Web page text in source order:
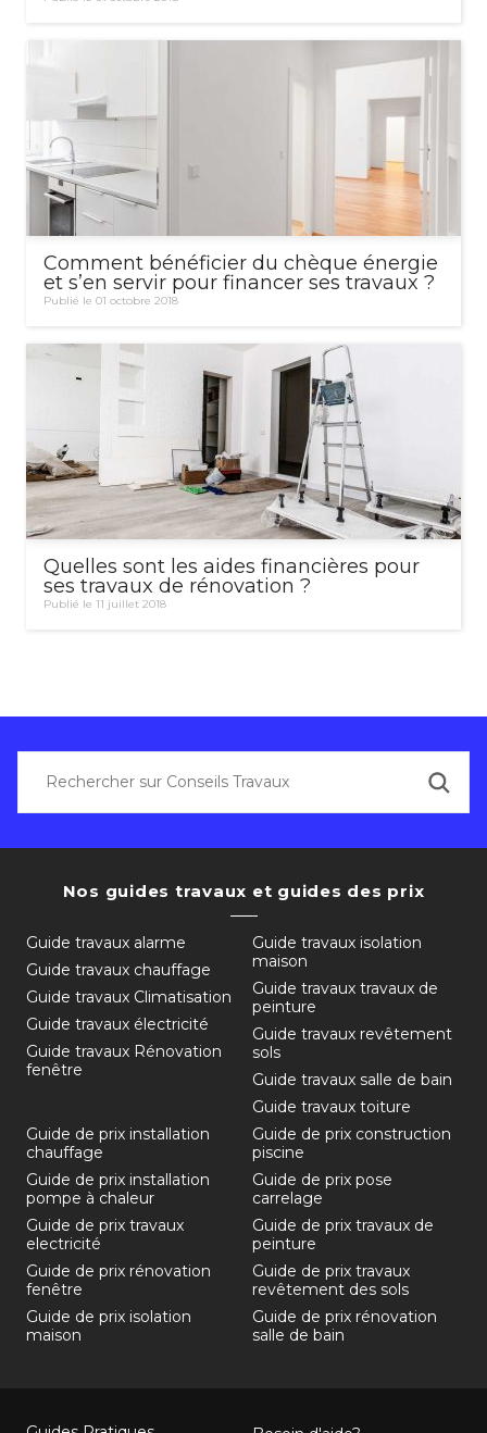
Comment bénéficier du chèque énergie
et s’en servir pour financer ses travaux ?
Publié le 01 octobre 2018
Quelles sont les aides financières pour
ses travaux de rénovation ?
Publié le 11 juillet 2018
Nos guides travaux et guides des prix
Guide travaux alarme
Guide travaux chauffage
Guide travaux Climatisation
Guide travaux électricité
Guide travaux Rénovation
fenêtre
Guide travaux isolation
maison
Guide travaux travaux de
peinture
Guide travaux revêtement
sols
Guide travaux salle de bain
Guide travaux toiture
Guide de prix installation
chauffage
Guide de prix installation
pompe à chaleur
Guide de prix travaux
electricité
Guide de prix rénovation
fenêtre
Guide de prix isolation
maison
Guide de prix construction
piscine
Guide de prix pose
carrelage
Guide de prix travaux de
peinture
Guide de prix travaux
revêtement des sols
Guide de prix rénovation
salle de bain